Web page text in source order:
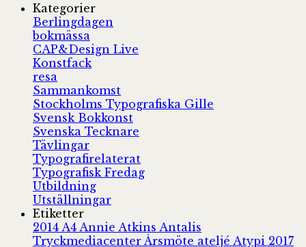
Kategorier
Berlingdagen
bokmässa
CAP&Design Live
Konstfack
resa
Sammankomst
Stockholms Typografiska Gille
Svensk Bokkonst
Svenska Tecknare
Tävlingar
Typografirelaterat
Typografisk Fredag
Utbildning
Utställningar
Etiketter
2014 A4 Annie Atkins Antalis
Tryckmediacenter Årsmöte ateljé Atypi 2017